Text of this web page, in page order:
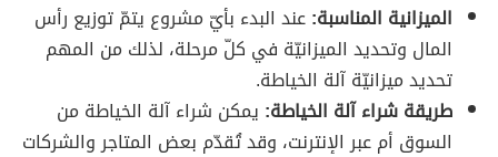
الميزانية المناسبة:عند البدء بأيّ مشروع يتمّ توزيع رأس
المال وتحديد الميزانيّة في كلّ مرحلة، لذلك من المهم
تحديد ميزانيّة آلة الخياطة.
طريقة شراء آلة الخياطة: يمكن شراء آلة الخياطة من
السوق أم عبر الإنترنت، وقد تُقدّم بعض المتاجر والشركات